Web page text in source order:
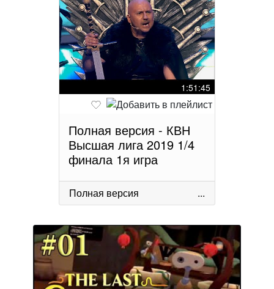
1:51:45
Полная версия - КВН
Высшая лига 2019 1/4
финала 1я игра
Полная версия ...